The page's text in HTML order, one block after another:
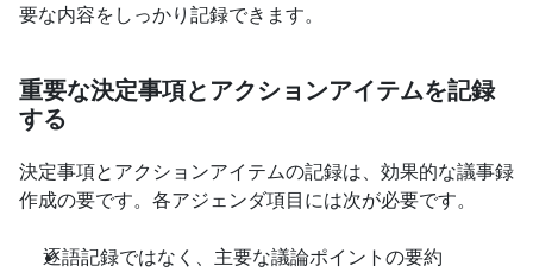
要な内容をしっかり記録できます。
重要な決定事項とアクションアイテムを記録
する
決定事項とアクションアイテムの記録は、効果的な議事録
作成の要です。各アジェンダ項目には次が必要です。
逐語記録ではなく、主要な議論ポイントの要約